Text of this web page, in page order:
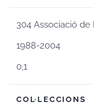
304 Associació
1988-2004
0,1
COL·LECCIONS